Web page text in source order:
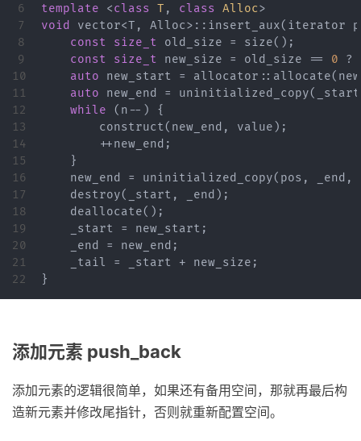
6
7
8
9
10
11
12
13
14
15
16
17
18
19
20
21
template <class T , class Alloc>
void
vector<T , Alloc>:: insert_aux( iterator
const
size_t old_size = size();
const
size_t new_size = old_size == 0 ?
auto
new_start = allocator :: allocate(
auto
new_end = uninitialized_copy( _start
while
( n -- )
{
construct( new_end , value );
++new_end ;
}
new_end
= uninitialized_copy( pos , _end ,
destroy( _start , _end );
deallocate();
_start
= new_start ;
_end
= new_end ;
_tail
= _start + new_size ;
}
添加元素 push_back
添加元素的逻辑很简单，如果还有备用空间，那就再最后构
造新元素并修改尾指针，否则就重新配置空间。